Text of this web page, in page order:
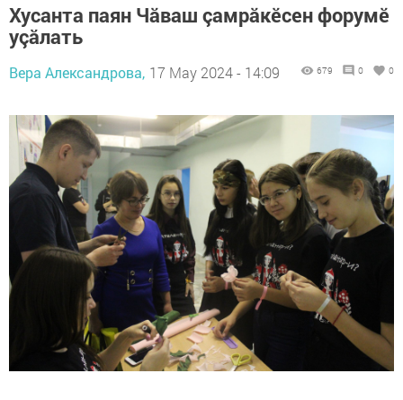
Хусанта паян Чăваш çамрăкӗсен форумӗ
уçăлать
Вера Александрова, 17 May 2024 - 14:09 679 0 0